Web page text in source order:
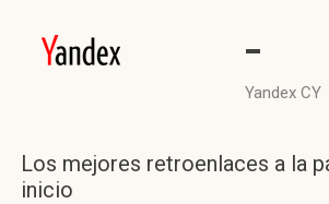
-
Yandex CY
Los mejores retroenlaces a la
inicio